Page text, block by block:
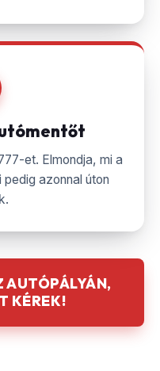
et. Elmondja, mi a
azonnal úton
AUTÓPÁLYÁN,
KÉREK!